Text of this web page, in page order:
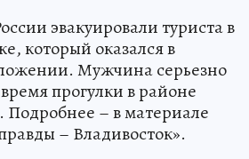
эвакуировали туриста в
который оказался в
Мужчина серьезно
прогулки в районе
Подробнее – в материале
– Владивосток».